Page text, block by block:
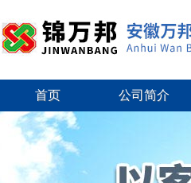
首页 公司简介